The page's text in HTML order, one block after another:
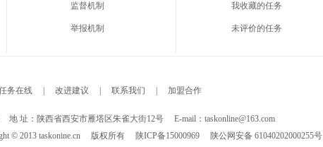
监督机制
举报机制
我收藏的任务
未评价的任务
务在线 改进建议 联系我们 加盟合作
地 址：陕西省西安市雁塔区朱雀大街12号 E-mail：taskonline@163.com
© 2013 taskonine.cn 版权所有 陕ICP备15000969 陕公网安备 61040202000255号